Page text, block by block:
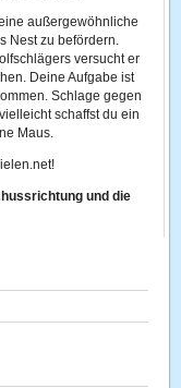
außergewöhnliche
Nest zu befördern.
versucht er
Deine Aufgabe ist
Schlage gegen
schaffst du ein
Maus.
und die